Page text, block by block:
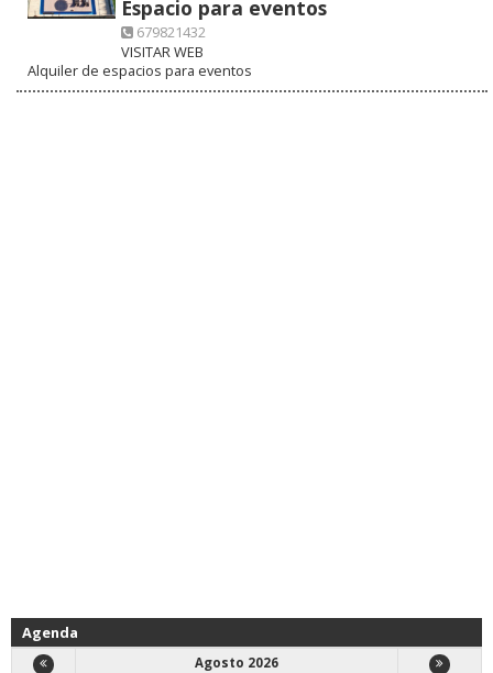
Espacio para eventos
679821432
VISITAR WEB
Alquiler de espacios para eventos
Agenda
Agosto 2026